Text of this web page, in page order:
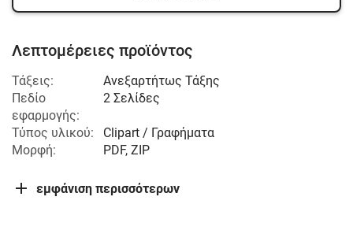
Λεπτομέρειες προϊόντος
Τάξεις:
Ανεξαρτήτως Τάξης
Πεδίο
εφαρμογής:
2 Σελίδες
Τύπος υλικού:
Clipart / Γραφήματα
Μορφή:
PDF, ZIP
εμφάνιση περισσότερων